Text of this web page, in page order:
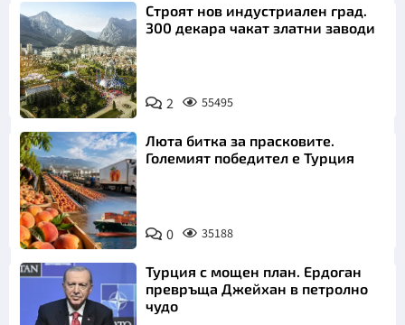
Строят нов индустриален град.
300 декара чакат златни заводи
2 55495
Люта битка за прасковите.
Големият победител е Турция
0 35188
Турция с мощен план. Ердоган
превръща Джейхан в петролно
чудо